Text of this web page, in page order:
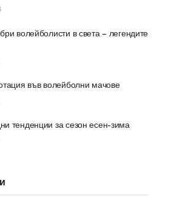
волейболисти в света – легендите
във волейболни мачове
тенденции за сезон есен-зима